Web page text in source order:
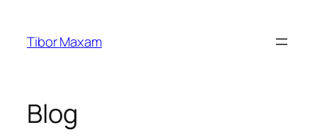
springen
Tibor Maxam
Blog